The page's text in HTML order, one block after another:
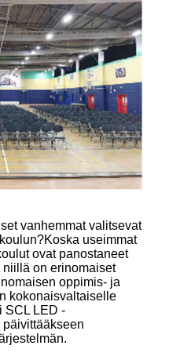
vanhemmat valitsevat
useimmat
ovat panostaneet
on erinomaiset
oppimis- ja
kokonaisvaltaiselle
SCL LED -